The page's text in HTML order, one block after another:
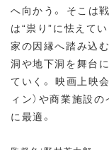
へ向かう。 そこは
は“祟り”に怯えて
家の因縁へ踏み込
洞や地下洞を舞台
ていく。 映画上映
ィン）や商業施設
に最適。